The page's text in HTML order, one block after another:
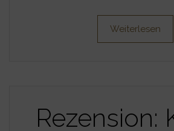
Weiterlesen
Rezension: